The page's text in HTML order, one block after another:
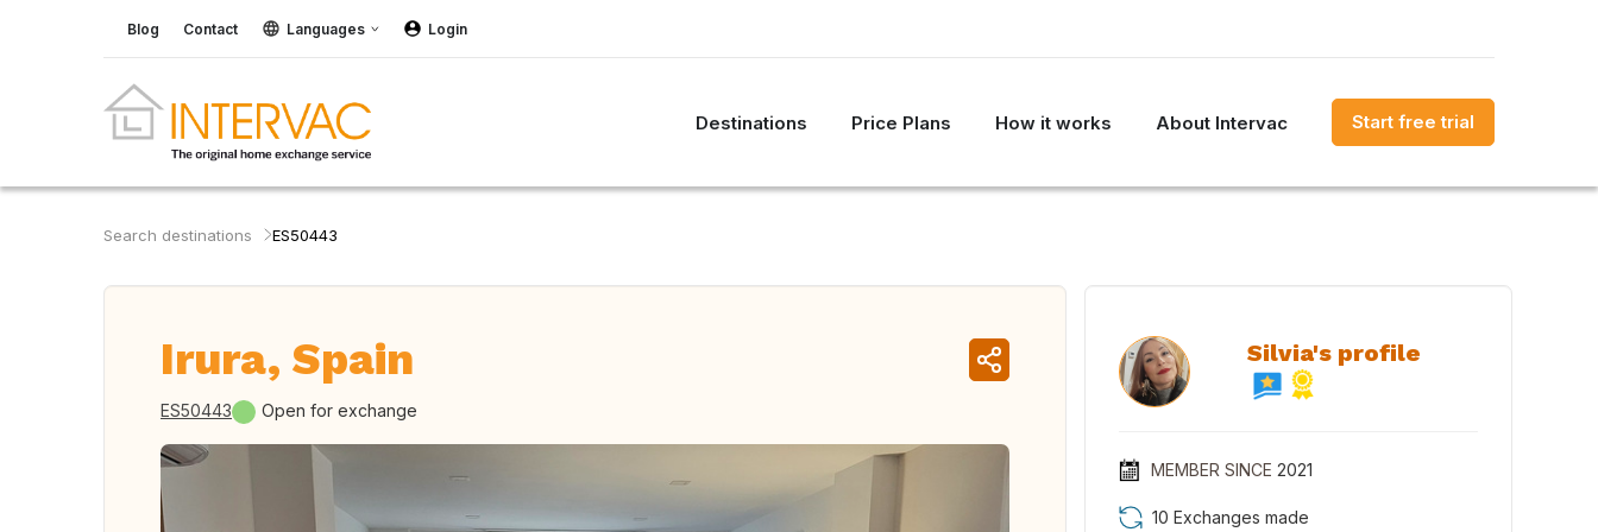
Blog Contact Languages Login
Destinations Price Plans How it works About Intervac Start free trial
Search destinations ES50443
Irura, Spain
ES50443 Open for exchange
Silvia's profile
MEMBER SINCE 2021
10 Exchanges made